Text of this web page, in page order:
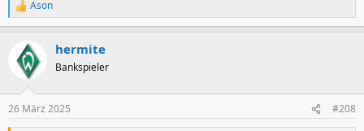
R
e
t
e
n
Ason
hermite
Bankspieler
26 März 2025 #208